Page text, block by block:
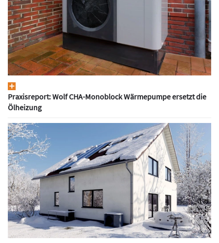
Praxisreport: Wolf CHA-Monoblock Wärmepumpe ersetzt die
Ölheizung